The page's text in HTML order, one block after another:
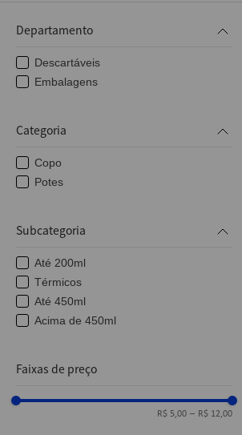
Departamento
Descartáveis
Embalagens
Categoria
Copo
Potes
Subcategoria
Até 200ml
Térmicos
Até 450ml
Acima de 450ml
Faixas de preço
R$ 5,00 – R$ 12,00